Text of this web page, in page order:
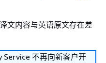
文内容与英语原文存在差
Service 不再向新客户开